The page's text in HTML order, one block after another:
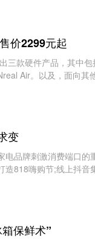
价2299元起
三款硬件产品，其中
Air。以及，面向其
变
电品牌刺激消费端口
818嗨购节;线上抖音
保鲜术”